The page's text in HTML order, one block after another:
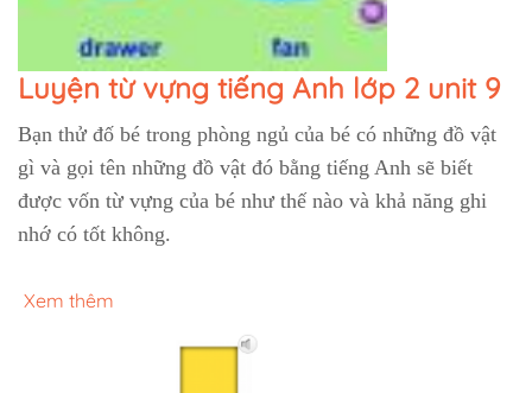
Luyện từ vựng tiếng Anh lớp 2 unit 9
Bạn thử đố bé trong phòng ngủ của bé có những đồ vật
gì và gọi tên những đồ vật đó bằng tiếng Anh sẽ biết
được vốn từ vựng của bé như thế nào và khả năng ghi
nhớ có tốt không.
Xem thêm